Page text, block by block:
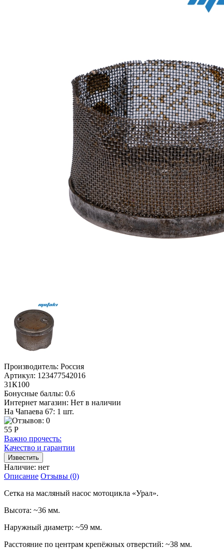
Производитель: Россия
Артикул: 123477542016
31К100
Бонусные баллы: 0.6
Интернет магазин: Нет в наличии
На Чапаева 67: 1 шт.
55 Р
Важно прочесть:
Качество и гарантии
Наличие: нет
Описание Отзывы (0)
Сетка на масляный насос мотоцикла «Урал».
Высота: ~36 мм.
Наружный диаметр: ~59 мм.
Расстояние по центрам крепёжных отверстий: ~38 мм.